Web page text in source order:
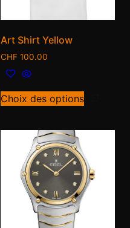
Art Shirt Yellow
CHF 100.00
Choix des options